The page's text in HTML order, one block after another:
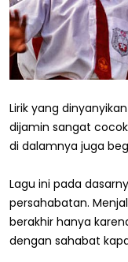
Lirik yang
dijamin sangat
di dalamnya juga
Lagu ini pada
persahabatan.
berakhir hanya
dengan sahabat